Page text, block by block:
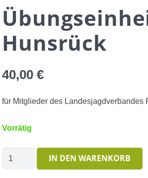
Hunsrück
40,00€
für Mitglieder des Landesjagdverbandes
Vorrätig
ÜbungseinheitIN DEN WARENKORB